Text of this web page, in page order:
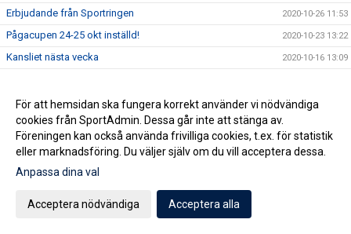
Erbjudande från Sportringen 2020-10-26 11:53
Pågacupen 24-25 okt inställd! 2020-10-23 13:22
Kansliet nästa vecka 2020-10-16 13:09
Uppmaning om säkerhet 2020-09-18 13:37
Minnesstund för Jörgen Månsson 2020-09-11 09:59
Utbildning i september 2020-09-09 13:42
Jörgen Månsson har avlidit
Glad Sommar önskar Kansliet
För att hemsidan ska fungera korrekt använder vi nödvändiga
cookies från SportAdmin. Dessa går inte att stänga av.
Föreningen kan också använda frivilliga cookies, t.ex. för statistik
eller marknadsföring. Du väljer själv om du vill acceptera dessa.
Anpassa dina val
Acceptera nödvändiga Acceptera alla